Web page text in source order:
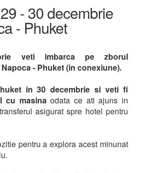
- 30 decembrie
- Phuket
veti imbarca pe zborul
- Phuket (in conexiune).
in 30 decembrie si veti fi
cu masinaodata ce ati ajuns in
asigurat spre hotel pentru
pentru a explora acest minunat